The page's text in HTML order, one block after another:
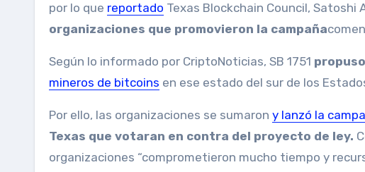
por lo que reportado Texas Blockchain Council, Satoshi
organizaciones que promovieron la campaña
Según lo informado por CriptoNoticias, SB 1751
mineros de bitcoins en ese estado del sur de los
Por ello, las organizaciones se sumaron y lanzó la
Texas que votaran en contra del proyecto de ley.
organizaciones “comprometieron mucho tiempo y